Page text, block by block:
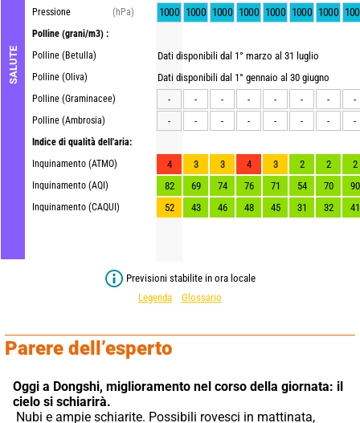
SALUTE
Pressione
(hPa)
Polline (grani/m3) :
Polline (Betulla)
Polline (Oliva)
Polline (Graminacee)
Polline (Ambrosia)
Indice di qualità dell'aria:
Inquinamento (ATMO)
Inquinamento (AQI)
Inquinamento (CAQUI)
1000 1000 1000 1000 1000 1000 1000
Dati disponibili dal 1° marzo al 31 luglio
Dati disponibili dal 1° gennaio al 30 giugno
-
- - - - - -
-
-
- - - - - - -
4 3 3 4 3 2 2
2
82
69 74 76 71 54 70
90
52
43 46 48 45 31 32 41
Previsioni stabilite in ora locale
Legenda
Glossario
Parere dell’esperto
Oggi a Dongshi, miglioramento nel corso della giornata: il
cielo si schiarirà.